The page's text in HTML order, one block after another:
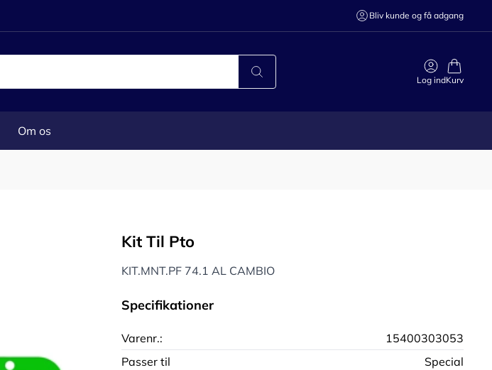
Bliv kunde og få adgang
Log indKurv
Om os
Kit Til Pto
KIT.MNT.PF 74.1 AL CAMBIO
Specifikationer
Varenr.:
15400303053
Passer til
Special